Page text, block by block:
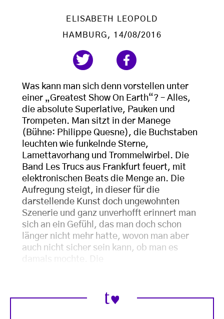
ELISABETH LEOPOLD
HAMBURG , 14/08/2016
Was kann man sich denn vorstellen unter
einer „Greatest Show On Earth“? – Alles,
die absolute Superlative, Pauken und
Trompeten. Man sitzt in der Manege
(Bühne: Philippe Quesne), die Buchstaben
leuchten wie funkelnde Sterne,
Lamettavorhang und Trommelwirbel. Die
Band Les Trucs aus Frankfurt feuert, mit
elektronischen Beats die Menge an. Die
Aufregung steigt, in dieser für die
darstellende Kunst doch ungewohnten
Szenerie und ganz unverhofft erinnert man
sich an ein Gefühl, das man doch schon
länger nicht mehr hatte, wovon man aber
auch nicht sicher sein kann, ob man es
damals mochte. Die